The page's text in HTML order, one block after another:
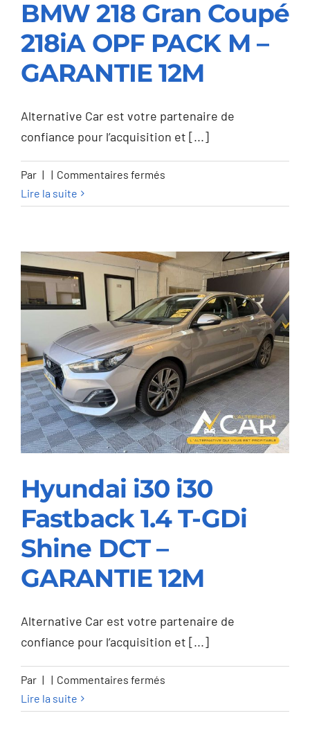
BMW 218 Gran Coupé
GARANTIE 12M
BMW 218 Gran Coupé
218iA OPF PACK M –
GARANTIE 12M
Alternative Car est votre partenaire de
confiance pour l’acquisition et [...]
Par | | Commentaires fermés
218
Coupé
218iA
OPF
PACK
M
–
GARANTIE
12M
Lire la suite
Hyundai i30 i30
Fastback 1.4 T-GDi
Shine DCT –
Hyundai i30 i30
Fastback 1.4 T-GDi
Shine DCT –
GARANTIE 12M
Alternative Car est votre partenaire de
confiance pour l’acquisition et [...]
Par | | Commentaires fermés
i30
Lire la suite